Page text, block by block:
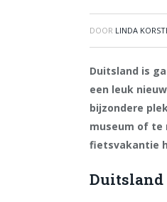
DOOR LINDA
Duitsland is
een leuk
bijzondere
museum of te
fietsvakantie
Duitsland